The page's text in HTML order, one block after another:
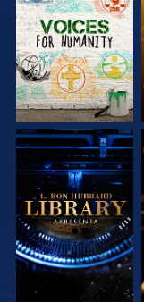
EXPLORE A SÉRIE
EXPLORE A SÉRIE